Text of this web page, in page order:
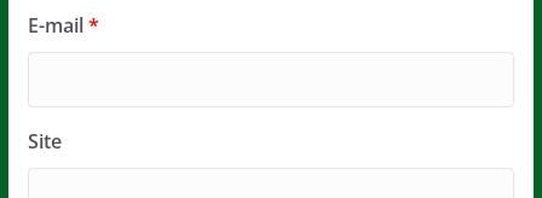
E-mail*
Site